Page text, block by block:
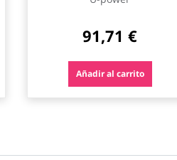
91,71 €
Añadir al carrito